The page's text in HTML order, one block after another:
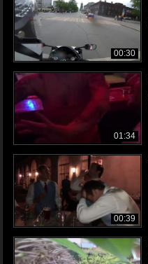
00:30
01:34
00:39